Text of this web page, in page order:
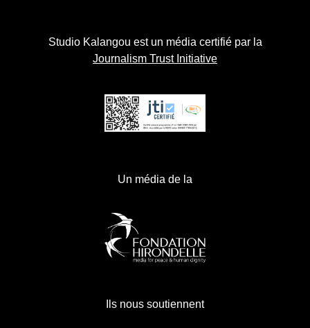
Studio Kalangou est un média certifié par la
Journalism Trust Initiative
Un média de la
Ils nous soutiennent